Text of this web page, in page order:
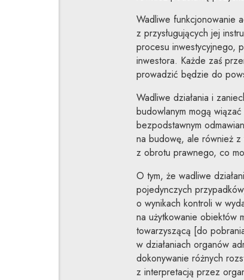
Wadliwe funkcjonowanie
z przysługujących jej
procesu inwestycyjnego,
inwestora. Każde zaś
prowadzić będzie do
Wadliwe działania i
budowlanym mogą
bezpodstawnym
na budowę, ale również z
z obrotu prawnego, co
O tym, że wadliwe
pojedynczych
o wynikach kontroli w
na użytkowanie obiektów
towarzyszącą [do
w działaniach organów
dokonywanie różnych
z interpretacją przez